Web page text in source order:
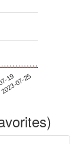
19
2023-07-25